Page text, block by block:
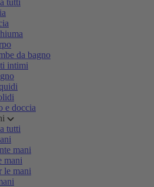
tutti
da bagno
intimi
e doccia
tutti
mani
mani
le mani